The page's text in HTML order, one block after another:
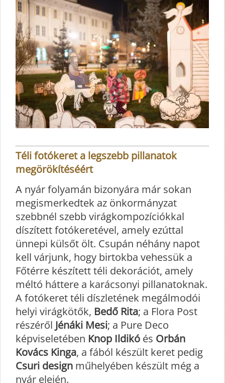
Téli fotókeret a legszebb pillanatok
megörökítéséért
A nyár folyamán bizonyára már sokan
megismerkedtek az önkormányzat
szebbnél szebb virágkompozíciókkal
díszített fotókeretével, amely ezúttal
ünnepi külsőt ölt. Csupán néhány napot
kell várjunk, hogy birtokba vehessük a
Főtérre készített téli dekorációt, amely
méltó háttere a karácsonyi pillanatoknak.
A fotókeret téli díszletének megálmodói
helyi virágkötők, Bedő Rita; a Flora Post
részéről Jénáki Mesi; a Pure Deco
képviseletében Knop Ildikó és Orbán
Kovács Kinga, a fából készült keret pedig
Csuri design műhelyében készült még a
nyár elején.